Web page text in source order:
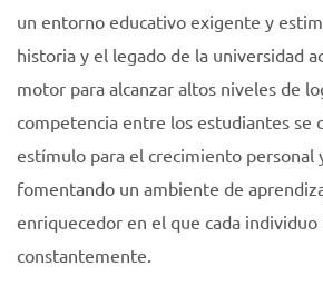
un entorno educativo exigente y
historia y el legado de la universidad
motor para alcanzar altos niveles de
competencia entre los estudiantes se
estímulo para el crecimiento personal
fomentando un ambiente de
enriquecedor en el que cada individuo
constantemente.